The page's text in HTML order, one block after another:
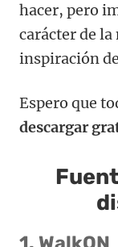
hacer, pero
carácter de la
inspiración
Espero que
descargar